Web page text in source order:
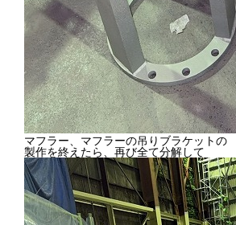
マフラー、マフラーの吊りブラケットの
製作を終えたら、再び全て分解して